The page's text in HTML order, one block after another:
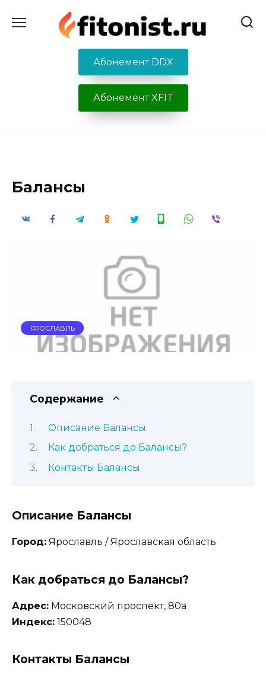
содержанию
Абонемент DDX
Абонемент XFIT
Балансы
ЯРОСЛАВЛЬ
Содержание
Описание Балансы
Как добраться до Балансы?
Контакты Балансы
Описание Балансы
Город: Ярославль / Ярославская область
Как добраться до Балансы?
Адрес: Московский проспект, 80а
Индекс: 150048
Контакты Балансы